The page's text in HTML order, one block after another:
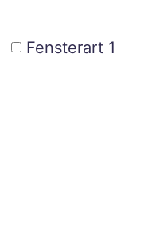
Fensterart 1